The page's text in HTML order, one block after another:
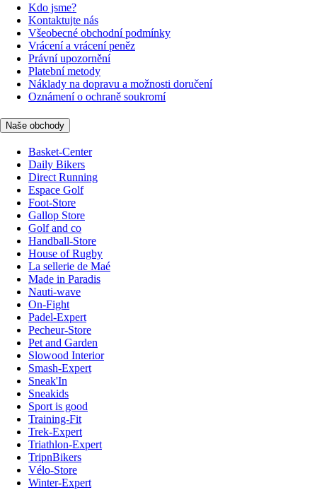
Kdo jsme?
Kontaktujte nás
Všeobecné obchodní podmínky
Vrácení a vrácení peněz
Právní upozornění
Platební metody
Náklady na dopravu a možnosti doručení
Oznámení o ochraně soukromí
Naše obchody
Basket-Center
Daily Bikers
Direct Running
Espace Golf
Foot-Store
Gallop Store
Golf and co
Handball-Store
House of Rugby
La sellerie de Maé
Made in Paradis
Nauti-wave
On-Fight
Padel-Expert
Pecheur-Store
Pet and Garden
Slowood Interior
Smash-Expert
Sneak'In
Sneakids
Sport is good
Training-Fit
Trek-Expert
Triathlon-Expert
TripnBikers
Vélo-Store
Winter-Expert